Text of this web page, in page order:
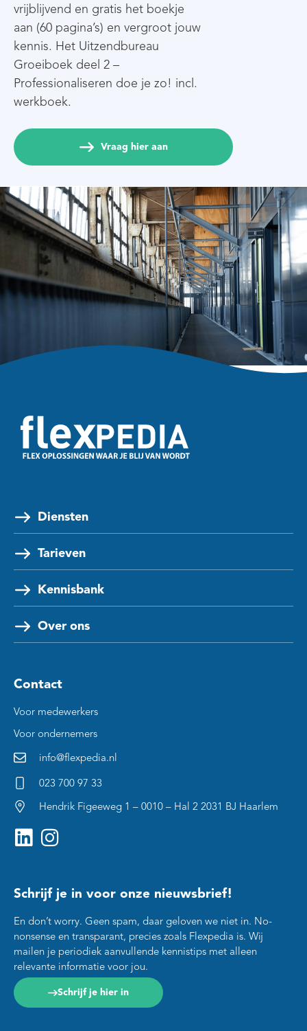
vrijblijvend en gratis het boekje
aan (60 pagina’s) en vergroot jouw
kennis. Het Uitzendbureau
Groeiboek deel 2 –
Professionaliseren doe je zo! incl.
werkboek.
Vraag hier aan
Diensten
Tarieven
Kennisbank
Over ons
Contact
Voor medewerkers
Voor ondernemers
info@flexpedia.nl
023 700 97 33
Hendrik Figeeweg 1 – 0010 – Hal 2 2031 BJ Haarlem
Schrijf je in voor onze nieuwsbrief!
En don’t worry. Geen spam, daar geloven we niet in. No-
nonsense en transparant, precies zoals Flexpedia is. Wij
mailen je periodiek aanvullende kennistips met alleen
relevante informatie voor jou.
Schrijf je hier in